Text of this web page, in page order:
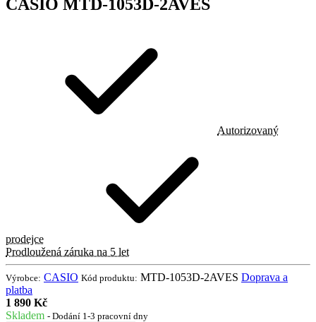
CASIO MTD-1053D-2AVES
Autorizovaný
prodejce
Prodloužená záruka na 5 let
Výrobce: CASIO Kód produktu: MTD-1053D-2AVES Doprava a
platba
1 890 Kč
Skladem - Dodání 1-3 pracovní dny